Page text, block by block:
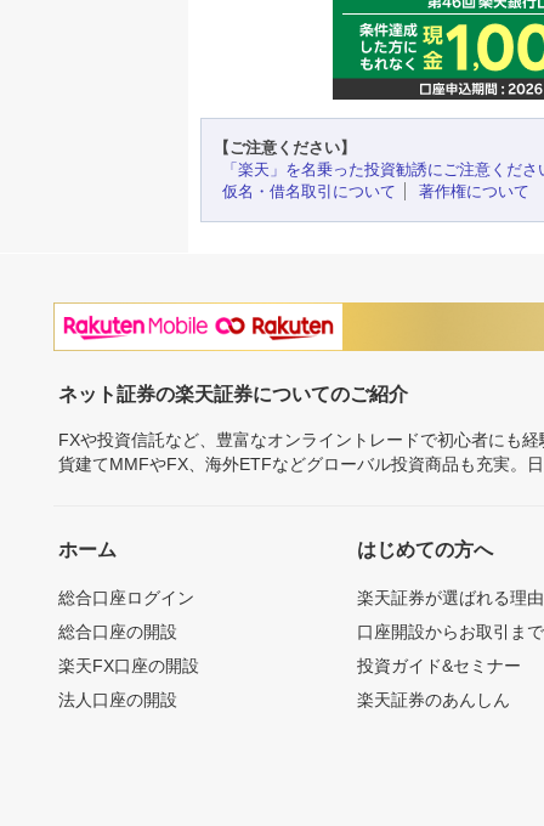
【ご注意ください】
「楽天」を名乗った投資勧誘にご注意くださ
仮名・借名取引について
著作権について
ネット証券の楽天証券についてのご紹介
FXや投資信託など、豊富なオンライントレードで初心者にも
貨建てMMFやFX、海外ETFなどグローバル投資商品も充実。
ホーム
総合口座ログイン
総合口座の開設
楽天FX口座の開設
法人口座の開設
はじめての方へ
楽天証券が選ばれる理由
口座開設からお取引ま
投資ガイド&セミナー
楽天証券のあんしん